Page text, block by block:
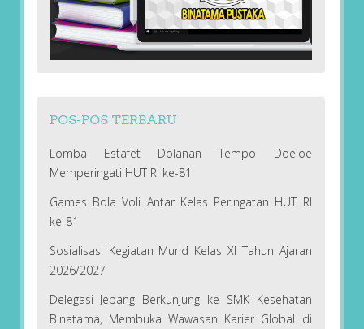
POS-POS TERBARU
Lomba Estafet Dolanan Tempo Doeloe
Memperingati HUT RI ke-81
Games Bola Voli Antar Kelas Peringatan HUT RI
ke-81
Sosialisasi Kegiatan Murid Kelas XI Tahun Ajaran
2026/2027
Delegasi Jepang Berkunjung ke SMK Kesehatan
Binatama, Membuka Wawasan Karier Global di